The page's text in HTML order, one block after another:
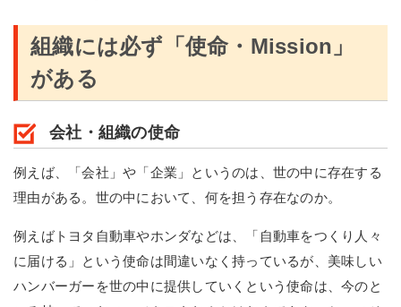
組織には必ず「使命・Mission」
がある
会社・組織の使命
例えば、「会社」や「企業」というのは、世の中に存在する
理由がある。世の中において、何を担う存在なのか。
例えばトヨタ自動車やホンダなどは、「自動車をつくり人々
に届ける」という使命は間違いなく持っているが、美味しい
ハンバーガーを世の中に提供していくという使命は、今のと